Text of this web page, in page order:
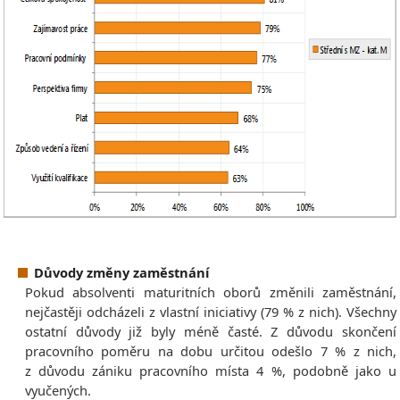
Důvody změny zaměstnání
Pokud absolventi maturitních oborů změnili zaměstnání,
nejčastěji odcházeli z vlastní iniciativy (79 % z nich). Všechny
ostatní důvody již byly méně časté. Z důvodu skončení
pracovního poměru na dobu určitou odešlo 7 % z nich,
z důvodu zániku pracovního místa 4 %, podobně jako u
vyučených.